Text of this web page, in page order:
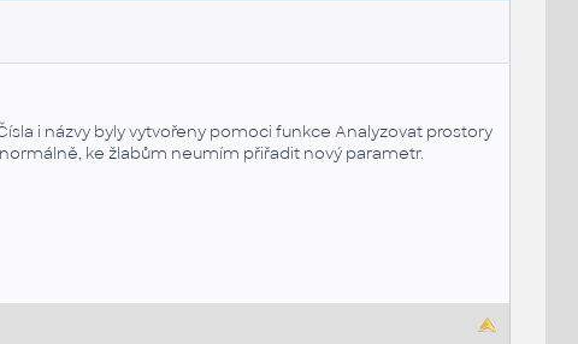
i názvy byly vytvořeny pomoci funkce Analyzovat prostory
ke žlabům neumím přiřadit nový parametr.